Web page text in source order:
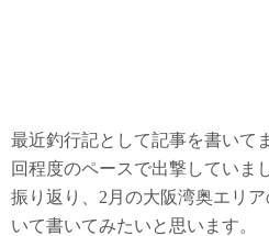
最近釣行記として記事を書いて
回程度のペースで出撃していま
振り返り、2月の大阪湾奥エリ
いて書いてみたいと思います。